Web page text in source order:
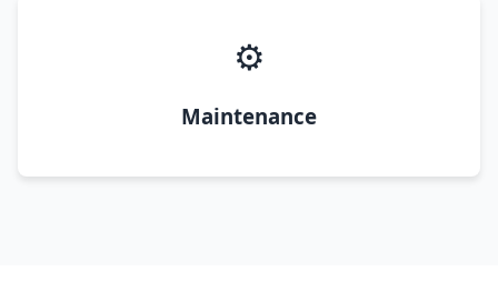
⚙️
Maintenance